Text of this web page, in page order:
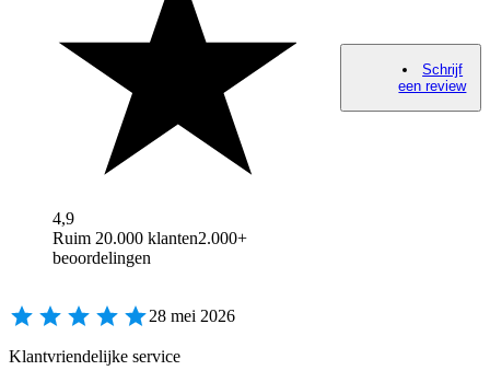
4,9
Ruim 20.000 klanten2.000+
beoordelingen
Schrijf
een review
28 mei 2026
Klantvriendelijke service